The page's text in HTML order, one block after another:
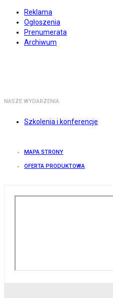
Reklama
Ogłoszenia
Prenumerata
Archiwum
NASZE WYDARZENIA
Szkolenia i konferencje
MAPA STRONY
OFERTA PRODUKTOWA